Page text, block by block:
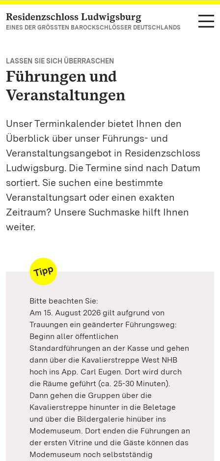
Zum Hauptinhalt springen
Residenzschloss Ludwigsburg
EINES DER GRÖSSTEN BAROCKSCHLÖSSER DEUTSCHLANDS
LASSEN SIE SICH ÜBERRASCHEN
Führungen und
Veranstaltungen
Unser Terminkalender bietet Ihnen den
Überblick über unser Führungs- und
Veranstaltungsangebot in Residenzschloss
Ludwigsburg. Die Termine sind nach Datum
sortiert. Sie suchen eine bestimmte
Veranstaltungsart oder einen exakten
Zeitraum? Unsere Suchmaske hilft Ihnen
weiter.
Bitte beachten Sie:
Am 15. August 2026 gilt aufgrund von
Trauungen ein geänderter Führungsweg:
Beginn aller öffentlichen
Standardführungen an der Kasse und gehen
dann über die Kavalierstreppe West NHB
hoch ins App. Carl Eugen. Dort wird durch
die Räume geführt (ca. 25-30 Minuten).
Dann gehen die Gruppen über die
Kavalierstreppe hinunter in die Beletage
und über die Bildergalerie hinüber ins
Modemuseum. Dort enden die Führungen an
der ersten Vitrine und die Gäste können das
Modemuseum noch selbstständig